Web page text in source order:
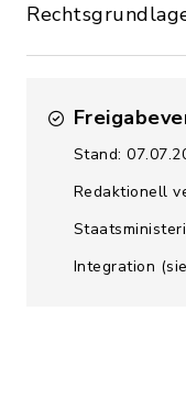
Stand:
Redaktionell
Integration